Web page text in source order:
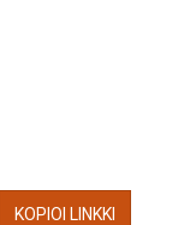
KOPIOI LINKKI